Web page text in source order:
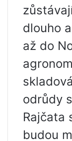
dlouho
až do
odrůdy
Rajčata
budou